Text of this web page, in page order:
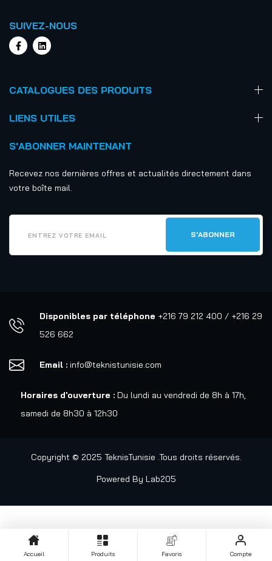
SUIVEZ-NOUS
CATALOGUES DES PRODUITS
LIENS UTILES
S'ABONNER MAINTENANT
Recevez nos dernières offres et actualités directement dans
votre boîte mail.
Disponibles par téléphone +216 79 212 400 / +216 29
526 662
Email : info@teknistunisie.com
Horaires d'ouverture : Du lundi au vendredi de 8h à 17h,
samedi de 8h30 à 12h30
Copyright © 2025 TeknisTunisie .Tous droits réservés.
Powered By Lab205
Accueil Produits Favoris Compte